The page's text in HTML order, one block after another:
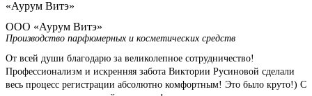
ООО «Аурум Витэ»
Производство парфюмерных и косметических средств
От всей души благодарю за великолепное сотрудничество!
Профессионализм и искренняя забота Виктории Русиновой сделали
весь процесс регистрации абсолютно комфортным! Это было круто!) С